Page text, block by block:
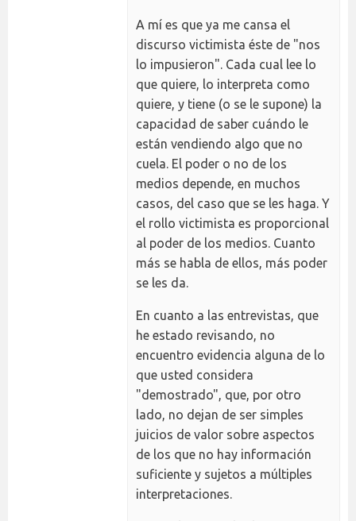
A mí es que ya me cansa el
discurso victimista éste de "nos
lo impusieron". Cada cual lee lo
que quiere, lo interpreta como
quiere, y tiene (o se le supone) la
capacidad de saber cuándo le
están vendiendo algo que no
cuela. El poder o no de los
medios depende, en muchos
casos, del caso que se les haga. Y
el rollo victimista es proporcional
al poder de los medios. Cuanto
más se habla de ellos, más poder
se les da.
En cuanto a las entrevistas, que
he estado revisando, no
encuentro evidencia alguna de lo
que usted considera
"demostrado", que, por otro
lado, no dejan de ser simples
juicios de valor sobre aspectos
de los que no hay información
suficiente y sujetos a múltiples
interpretaciones.